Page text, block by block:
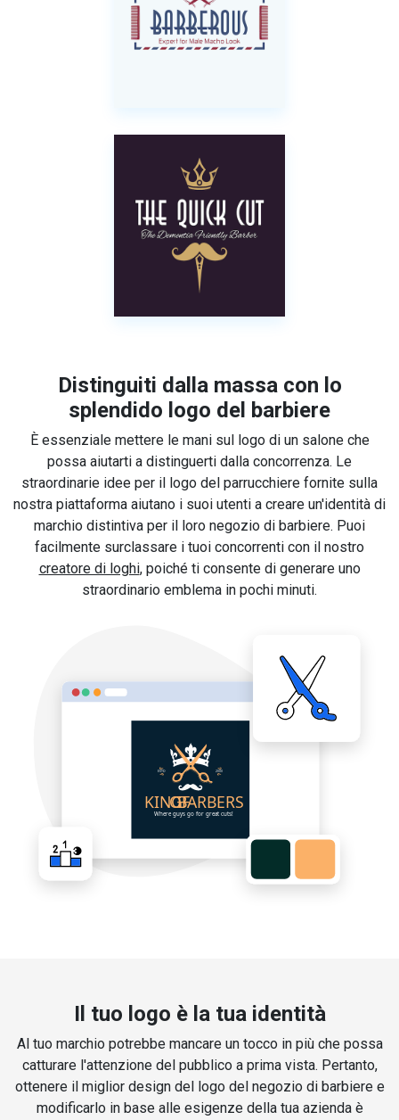
Distinguiti dalla massa con lo
splendido logo del barbiere
È essenziale mettere le mani sul logo di un salone che
possa aiutarti a distinguerti dalla concorrenza. Le
straordinarie idee per il logo del parrucchiere fornite sulla
nostra piattaforma aiutano i suoi utenti a creare un'identità di
marchio distintiva per il loro negozio di barbiere. Puoi
facilmente surclassare i tuoi concorrenti con il nostro
creatore di loghi, poiché ti consente di generare uno
straordinario emblema in pochi minuti.
Il tuo logo è la tua identità
Al tuo marchio potrebbe mancare un tocco in più che possa
catturare l'attenzione del pubblico a prima vista. Pertanto,
ottenere il miglior design del logo del negozio di barbiere e
modificarlo in base alle esigenze della tua azienda è